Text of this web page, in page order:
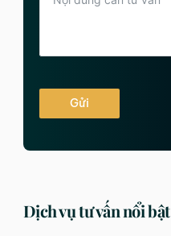
Gửi
Dịch vụ tư vấn nổi bật